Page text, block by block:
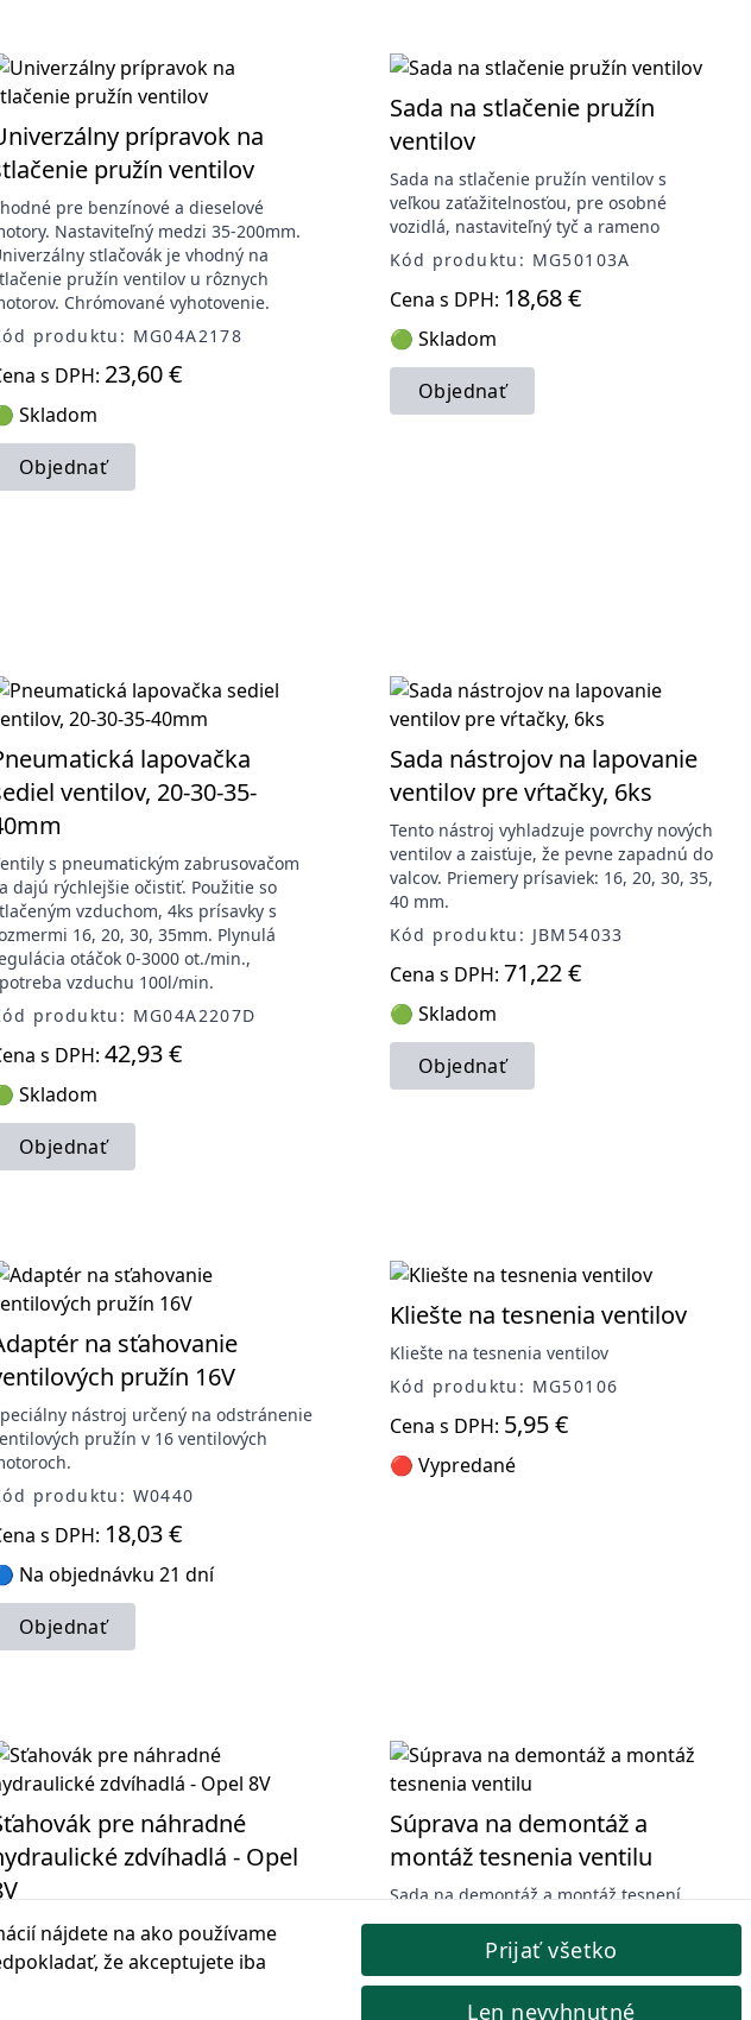
prípravok na
pružín ventilov
pre benzínové a dieselové
Nastaviteľný medzi 35-200mm.
stlačovák je vhodný na
pružín ventilov u rôznych
Chrómované vyhotovenie.
produktu: MG04A2178
s DPH: 23,60 €
Skladom
Objednať
Sada na stlačenie pružín
ventilov
Sada na stlačenie pružín ventilov s
veľkou zaťažitelnosťou, pre osobné
vozidlá, nastaviteľný tyč a rameno
Kód produktu: MG50103A
Cena s DPH: 18,68 €
🟢 Skladom
Objednať
lapovačka
ventilov, 20-30-35-
s pneumatickým zabrusovačom
dajú rýchlejšie očistiť. Použitie so
vzduchom, 4ks prísavky s
16, 20, 30, 35mm. Plynulá
otáčok 0-3000 ot./min.,
vzduchu 100l/min.
produktu: MG04A2207D
s DPH: 42,93 €
Skladom
Objednať
Sada nástrojov na lapovanie
ventilov pre vŕtačky, 6ks
Tento nástroj vyhladzuje povrchy nových
ventilov a zaisťuje, že pevne zapadnú do
valcov. Priemery prísaviek: 16, 20, 30, 35,
40 mm.
Kód produktu: JBM54033
Cena s DPH: 71,22 €
🟢 Skladom
Objednať
na sťahovanie
pružín 16V
nástroj určený na odstránenie
pružín v 16 ventilových
produktu: W0440
s DPH: 18,03 €
Na objednávku 21 dní
Objednať
Kliešte na tesnenia ventilov
Kliešte na tesnenia ventilov
Kód produktu: MG50106
Cena s DPH: 5,95 €
🔴 Vypredané
pre náhradné
zdvíhadlá - Opel
na výmenu hydraulických
zdvíhadiel na motoroch Opel 8V bez
vačkového hriadeľa.
Súprava na demontáž a
montáž tesnenia ventilu
Sada na demontáž a montáž tesnení
ventilov vo viacventilových motoroch. 5,
5,5, 6, 6,5, 7, 8, 10 mm adaptérov a 2
hroty na vkladanie dlhých tmelov.
Kód produktu: G02611
nájdete na ako používame
že akceptujete iba
Prijať všetko
Len nevyhnutné